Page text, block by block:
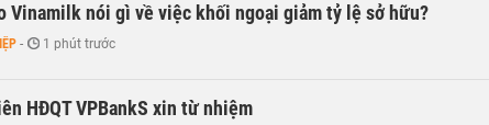
Vinamilk nói gì về việc khối ngoại giảm tỷ lệ sở hữu?
- 1 phút trước
HĐQT VPBankS xin từ nhiệm